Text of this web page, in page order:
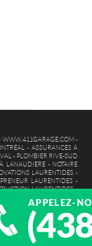
APPELEZ-
WWW.411GARAGE.COM -
- ASSURANCES À
- PLOMBIER RIVE-SUD
LANAUDIÈRE- NOTAIRE
LAURENTIDES-
LAURENTIDES -
LAURENTIDES-